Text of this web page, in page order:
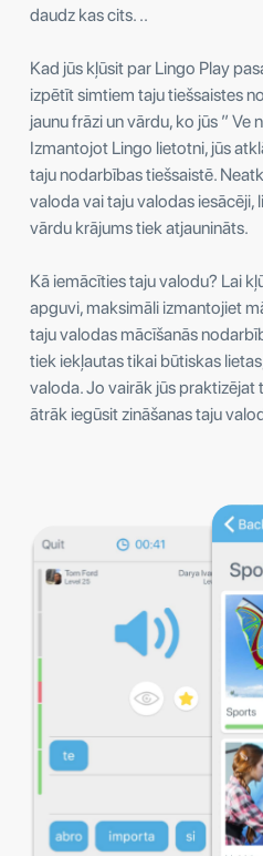
daudz kas cits. ..
Kad jūs kļūsit par Lingo Play
izpētīt simtiem taju tiešsaistes
jaunu frāzi un vārdu, ko jūs ” Ve
Izmantojot Lingo lietotni, jūs
taju nodarbības tiešsaistē.
valoda vai taju valodas iesācēji,
vārdu krājums tiek atjaunināts.
Kā iemācīties taju valodu? Lai
apguvi, maksimāli izmantojiet
taju valodas mācīšanās
tiek iekļautas tikai būtiskas
valoda. Jo vairāk jūs praktizējat
ātrāk iegūsit zināšanas taju